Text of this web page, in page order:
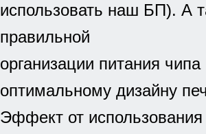
использовать наш БП). А
правильной
организации питания
оптимальному дизайну
Эффект от